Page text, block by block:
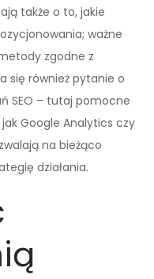
także o to, jakie
ważne
zgodne z
się również pytanie o
SEO – tutaj pomocne
Google Analytics czy
na bieżąco
działania.